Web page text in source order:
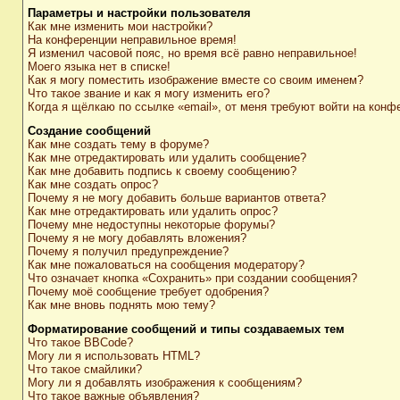
Параметры и настройки пользователя
Как мне изменить мои настройки?
На конференции неправильное время!
Я изменил часовой пояс, но время всё равно неправильное!
Моего языка нет в списке!
Как я могу поместить изображение вместе со своим именем?
Что такое звание и как я могу изменить его?
Когда я щёлкаю по ссылке «email», от меня требуют войти на
Создание сообщений
Как мне создать тему в форуме?
Как мне отредактировать или удалить сообщение?
Как мне добавить подпись к своему сообщению?
Как мне создать опрос?
Почему я не могу добавить больше вариантов ответа?
Как мне отредактировать или удалить опрос?
Почему мне недоступны некоторые форумы?
Почему я не могу добавлять вложения?
Почему я получил предупреждение?
Как мне пожаловаться на сообщения модератору?
Что означает кнопка «Сохранить» при создании сообщения?
Почему моё сообщение требует одобрения?
Как мне вновь поднять мою тему?
Форматирование сообщений и типы создаваемых тем
Что такое BBCode?
Могу ли я использовать HTML?
Что такое смайлики?
Могу ли я добавлять изображения к сообщениям?
Что такое важные объявления?